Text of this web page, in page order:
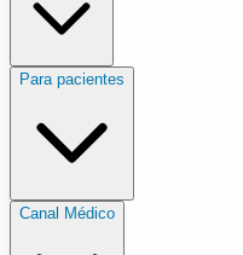
Para pacientes
Canal Médico